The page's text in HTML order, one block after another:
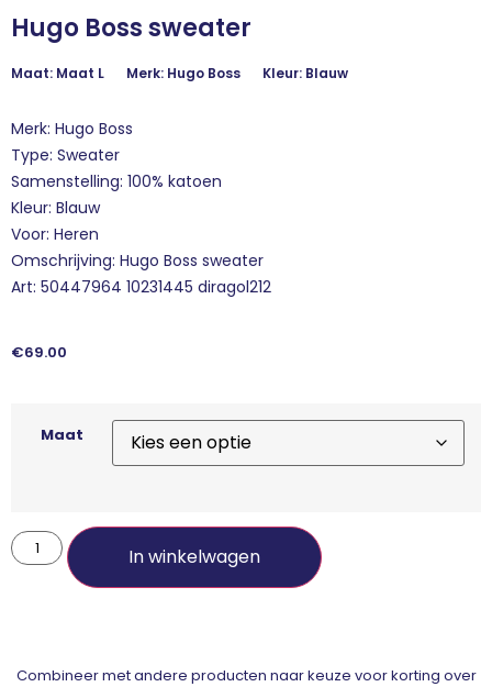
Hugo Boss sweater
Maat: Maat L Merk: Hugo Boss Kleur: Blauw
Merk: Hugo Boss
Type: Sweater
Samenstelling: 100% katoen
Kleur: Blauw
Voor: Heren
Omschrijving: Hugo Boss sweater
Art: 50447964 10231445 diragol212
€69.00
Maat
In winkelwagen
Combineer met andere producten naar keuze voor korting over